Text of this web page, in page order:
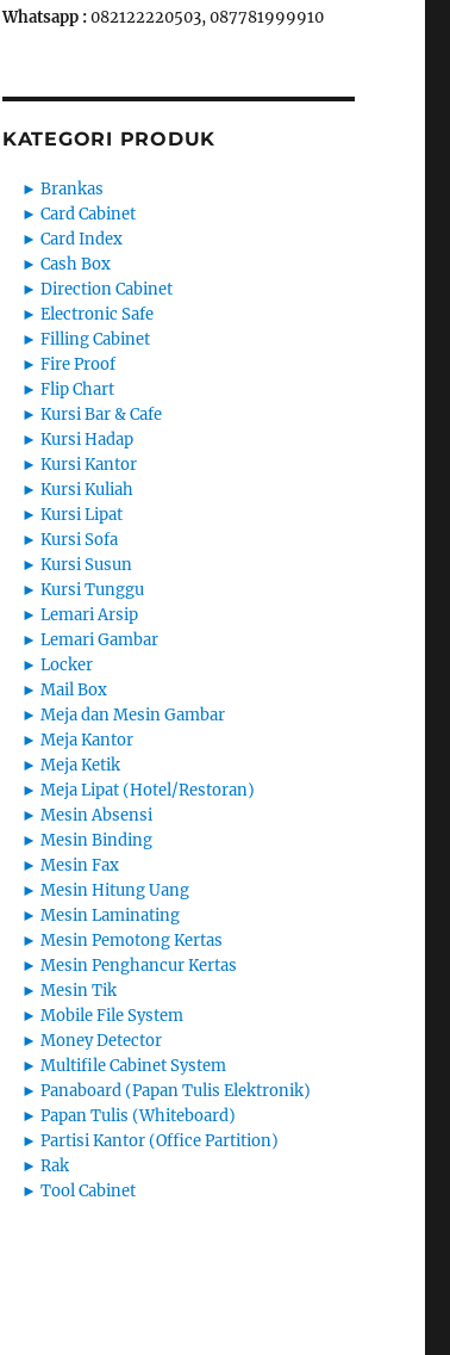
Whatsapp :082122220503, 087781999910
KATEGORI PRODUK
► Brankas
► Card Cabinet
► Card Index
► Cash Box
► Direction Cabinet
► Electronic Safe
► Filling Cabinet
► Fire Proof
► Flip Chart
► Kursi Bar & Cafe
► Kursi Hadap
► Kursi Kantor
► Kursi Kuliah
► Kursi Lipat
► Kursi Sofa
► Kursi Susun
► Kursi Tunggu
► Lemari Arsip
► Lemari Gambar
► Locker
► Mail Box
► Meja dan Mesin Gambar
► Meja Kantor
► Meja Ketik
► Meja Lipat (Hotel/Restoran)
► Mesin Absensi
► Mesin Binding
► Mesin Fax
► Mesin Hitung Uang
► Mesin Laminating
► Mesin Pemotong Kertas
► Mesin Penghancur Kertas
► Mesin Tik
► Mobile File System
► Money Detector
► Multifile Cabinet System
► Panaboard (Papan Tulis Elektronik)
► Papan Tulis (Whiteboard)
► Partisi Kantor (Office Partition)
► Rak
► Tool Cabinet